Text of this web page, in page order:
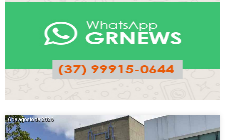
6 de agosto de 2026